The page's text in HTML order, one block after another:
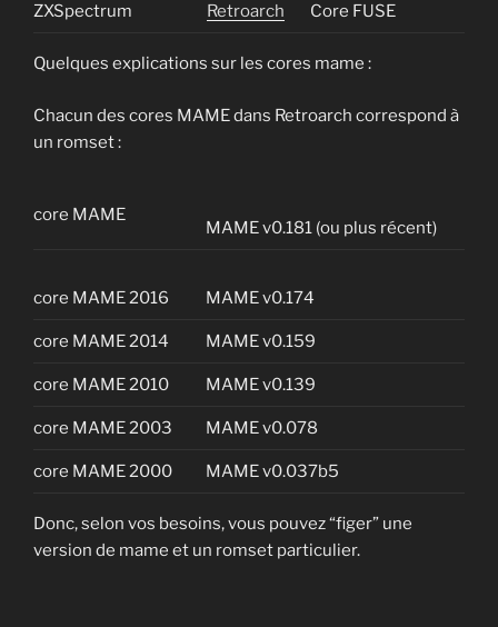
ZXSpectrum Retroarch Core FUSE
Quelques explications sur les cores mame :
Chacun des cores MAME dans Retroarch correspond à
un romset :
core MAME
MAME v0.181 (ou plus récent)
core MAME 2016 MAME v0.174
core MAME 2014 MAME v0.159
core MAME 2010 MAME v0.139
core MAME 2003 MAME v0.078
core MAME 2000 MAME v0.037b5
Donc, selon vos besoins, vous pouvez “figer” une
version de mame et un romset particulier.